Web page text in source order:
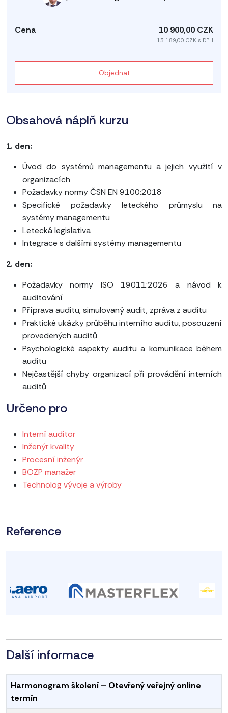
10 900,00 CZK
13 189,00 CZK s DPH
Objednat
Obsahová náplň kurzu
1. den:
Úvod do systémů managementu a jejich využití v
organizacích
Požadavky normy ČSN EN 9100:2018
Specifické požadavky leteckého průmyslu na
systémy managementu
Letecká legislativa
Integrace s dalšími systémy managementu
2. den:
Požadavky normy ISO 19011:2026 a návod k
auditování
Příprava auditu, simulovaný audit, zpráva z auditu
Praktické ukázky průběhu interního auditu, posouzení
provedených auditů
Psychologické aspekty auditu a komunikace během
auditu
Nejčastější chyby organizací při provádění interních
auditů
Určeno pro
Interní auditor
Inženýr kvality
Procesní inženýr
BOZP manažer
Technolog vývoje a výroby
Reference
Další informace
Harmonogram školení – Otevřený veřejný online
termín